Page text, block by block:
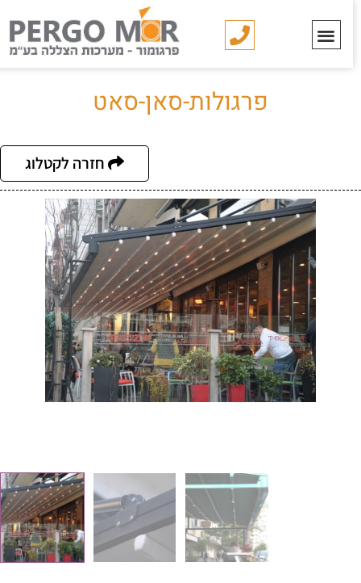
פרגולות-סאן-סאט
חזרה לקטלוג